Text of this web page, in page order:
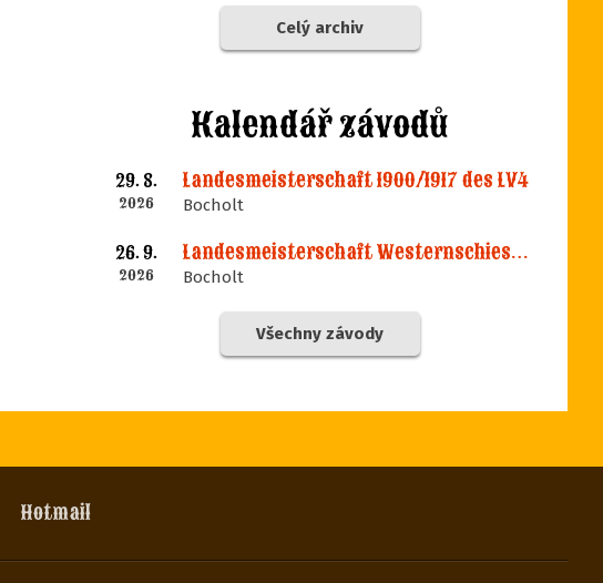
Celý archiv
Kalendář závodů
29. 8.
2026
Landesmeisterschaft 1900/1917 des LV4
Bocholt
26. 9.
2026
Landesmeisterschaft Westernschiessen des LV4
Bocholt
Všechny závody
Hotmail